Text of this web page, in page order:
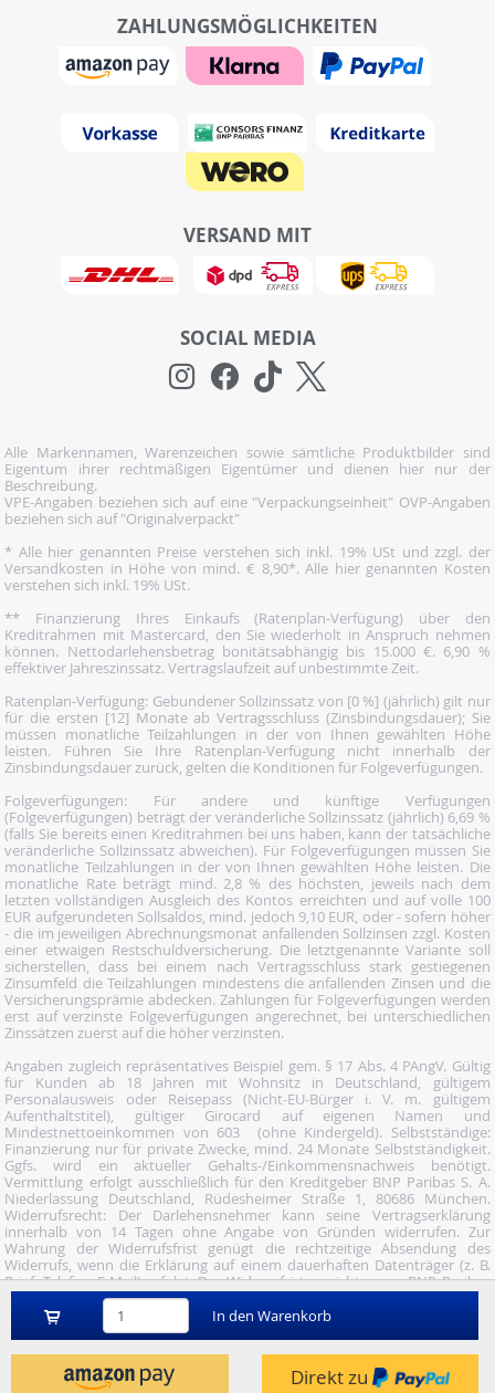
In den Warenkorb
Direkt zu
ZAHLUNGSMÖGLICHKEITEN
VERSAND MIT
SOCIAL MEDIA
Alle Markennamen, Warenzeichen sowie sämtliche Produktbilder sind
Eigentum ihrer rechtmäßigen Eigentümer und dienen hier nur der
Beschreibung.
VPE-Angaben beziehen sich auf eine "Verpackungseinheit" OVP-Angaben
beziehen sich auf "Originalverpackt"
* Alle hier genannten Preise verstehen sich inkl. 19% USt und zzgl. der
Versandkosten in Höhe von mind. € 8,90*. Alle hier genannten Kosten
verstehen sich inkl. 19% USt.
** Finanzierung Ihres Einkaufs (Ratenplan-Verfügung) über den
Kreditrahmen mit Mastercard, den Sie wiederholt in Anspruch nehmen
können. Nettodarlehensbetrag bonitätsabhängig bis 15.000 €. 6,90 %
effektiver Jahreszinssatz. Vertragslaufzeit auf unbestimmte Zeit.
Ratenplan-Verfügung: Gebundener Sollzinssatz von [0 %] (jährlich) gilt nur
für die ersten [12] Monate ab Vertragsschluss (Zinsbindungsdauer); Sie
müssen monatliche Teilzahlungen in der von Ihnen gewählten Höhe
leisten. Führen Sie Ihre Ratenplan-Verfügung nicht innerhalb der
Zinsbindungsdauer zurück, gelten die Konditionen für Folgeverfügungen.
Folgeverfügungen: Für andere und künftige Verfügungen
(Folgeverfügungen) beträgt der veränderliche Sollzinssatz (jährlich) 6,69 %
(falls Sie bereits einen Kreditrahmen bei uns haben, kann der tatsächliche
veränderliche Sollzinssatz abweichen). Für Folgeverfügungen müssen Sie
monatliche Teilzahlungen in der von Ihnen gewählten Höhe leisten. Die
monatliche Rate beträgt mind. 2,8 % des höchsten, jeweils nach dem
letzten vollständigen Ausgleich des Kontos erreichten und auf volle 100
EUR aufgerundeten Sollsaldos, mind. jedoch 9,10 EUR, oder - sofern höher
- die im jeweiligen Abrechnungsmonat anfallenden Sollzinsen zzgl. Kosten
einer etwaigen Restschuldversicherung. Die letztgenannte Variante soll
sicherstellen, dass bei einem nach Vertragsschluss stark gestiegenen
Zinsumfeld die Teilzahlungen mindestens die anfallenden Zinsen und die
Versicherungsprämie abdecken. Zahlungen für Folgeverfügungen werden
erst auf verzinste Folgeverfügungen angerechnet, bei unterschiedlichen
Zinssätzen zuerst auf die höher verzinsten.
Angaben zugleich repräsentatives Beispiel gem. § 17 Abs. 4 PAngV. Gültig
für Kunden ab 18 Jahren mit Wohnsitz in Deutschland, gültigem
Personalausweis oder Reisepass (Nicht-EU-Bürger i. V. m. gültigem
Aufenthaltstitel), gültiger Girocard auf eigenen Namen und
Mindestnettoeinkommen von 603  (ohne Kindergeld). Selbstständige:
Finanzierung nur für private Zwecke, mind. 24 Monate Selbstständigkeit.
Ggfs. wird ein aktueller Gehalts-/Einkommensnachweis benötigt.
Vermittlung erfolgt ausschließlich für den Kreditgeber BNP Paribas S. A.
Niederlassung Deutschland, Rüdesheimer Straße 1, 80686 München.
Widerrufsrecht: Der Darlehensnehmer kann seine Vertragserklärung
innerhalb von 14 Tagen ohne Angabe von Gründen widerrufen. Zur
Wahrung der Widerrufsfrist genügt die rechtzeitige Absendung des
Widerrufs, wenn die Erklärung auf einem dauerhaften Datenträger (z. B.
Brief, Telefax, E-Mail) erfolgt. Der Widerruf ist zu richten an: BNP Paribas
S.A. Niederlassung Deutschland, Wuhanstraße 5, 47051 Duisburg (Fax: 02
03/34 69 54-09; Tel.: 02 03/34 69 54-02; E- Mail:
widerruf@consorsfinanz.de).
Nutze unser Midnight-Shopping und bestelle versandkostenfrei.
Genauere Infos findest du